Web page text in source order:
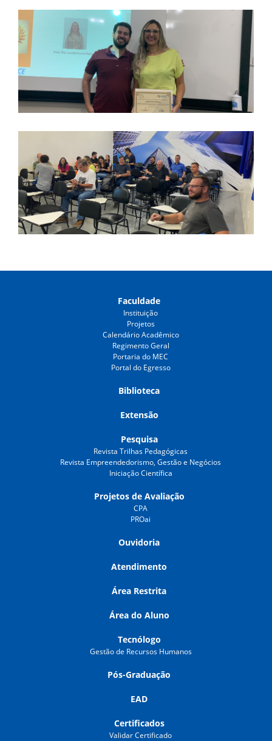
Faculdade
Instituição
Projetos
Calendário Acadêmico
Regimento Geral
Portaria do MEC
Portal do Egresso
Biblioteca
Extensão
Pesquisa
Revista Trilhas Pedagógicas
Revista Empreendedorismo, Gestão e Negócios
Iniciação Científica
Projetos de Avaliação
CPA
PROai
Ouvidoria
Atendimento
Área Restrita
Área do Aluno
Tecnólogo
Gestão de Recursos Humanos
Pós-Graduação
EAD
Certificados
Validar Certificado